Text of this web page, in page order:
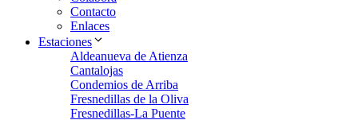
Contacto
Enlaces
Estaciones
Aldeanueva de Atienza
Cantalojas
Condemios de Arriba
Fresnedillas de la Oliva
Fresnedillas-La Puente